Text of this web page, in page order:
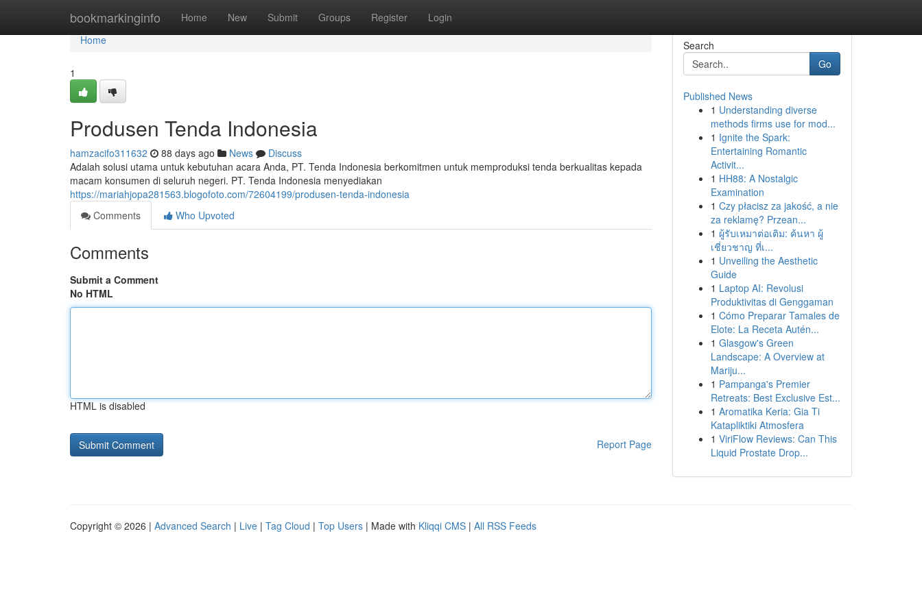
bookmarkinginfo Home New Submit Groups Register Login
Home
Home
1
Produsen Tenda Indonesia
hamzacifo311632 88 days ago News
Discuss
Adalah solusi utama untuk kebutuhan acara Anda, PT. Tenda Indonesia berkomitmen untuk memproduksi tenda berkualitas kepada
macam konsumen di seluruh negeri. PT. Tenda Indonesia menyediakan
https://mariahjopa281563.blogofoto.com/72604199/produsen-tenda-indonesia
Comments
Who Upvoted
Comments
Submit a Comment
No HTML
HTML is disabled
Report Page
Search
Go
Published News
1 Understanding diverse
methods firms use for mod...
1 Ignite the Spark:
Entertaining Romantic
Activit...
1 HH88: A Nostalgic
Examination
1 Czy płacisz za jakość, a nie
za reklamę? Przean...
1 ผู้รับเหมาต่อเติม: ค้นหา ผู้
เชี่ยวชาญ ที่เ...
1 Unveiling the Aesthetic
Guide
1 Laptop AI: Revolusi
Produktivitas di Genggaman
1 Cómo Preparar Tamales de
Elote: La Receta Autén...
1 Glasgow's Green
Landscape: A Overview at
Mariju...
1 Pampanga's Premier
Retreats: Best Exclusive Est...
1 Aromatika Keria: Gia Ti
Katapliktiki Atmosfera
1 ViriFlow Reviews: Can This
Liquid Prostate Drop...
Copyright © 2026 | Advanced Search | Live | Tag Cloud | Top Users | Made with Kliqqi CMS | All RSS Feeds